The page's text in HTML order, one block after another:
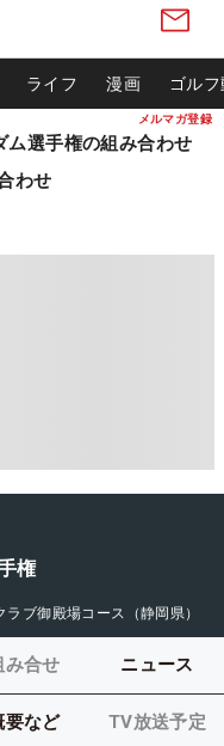
メルマガ登録
ライフ 漫画 ゴル
選手権の組み合わせ
わせ
権
ラブ御殿場コース（静岡県）
み合せ ニュース
要など TV放送予定